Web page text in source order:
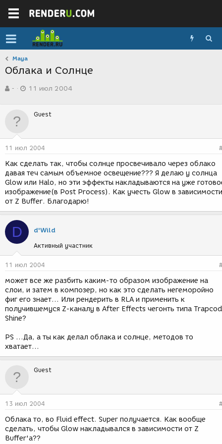
Maya
Облака и Солнце
в
р
м
-
а
д
н
и
я
11 июл 2004
Guest
11 июл 2004
Как сделать так, чтобы солнце просвечивало через облако
давая теч самым объемное освещение??? Я делаю у солнца
Glow или Halo, но эти эффекты накладываются на уже
изображение(в Post Process). Как учесть Glow в зависимости
от Z Buffer. Благодарю!
D d'Wild
Активный участник
11 июл 2004
может все же разбить каким-то образом изображение на
слои, и затем в композер, но как это сделать негеморойно
фиг его знает... Или рендерить в RLA и применить к
получившемуся Z-каналу в After Effects чегонть типа
Shine?
PS ...Да, а ты как делал облака и солнце, методов то
хватает...
Guest
13 июл 2004
Облака то, во Fluid effect. Super получается. Как вообще
сделать, чтобы Glow накладывался в зависимости от Z
Buffer'а??